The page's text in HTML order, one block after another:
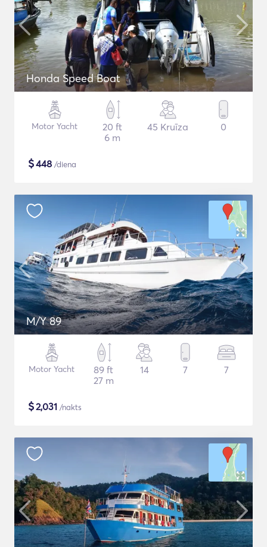
Honda Speed Boat
Motor Yacht
20 ft
6 m
45 Kruīza 0
$448 /diena
M/Y 89
Motor Yacht
89 ft
27 m
14 7 7
$2,031 /nakts